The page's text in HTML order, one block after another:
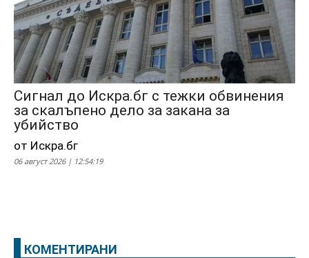
Сигнал до Искра.бг с тежки обвинения
за скалъпено дело за закана за
убийство
от Искра.бг
06 август 2026 | 12:54:19
КОМЕНТИРАНИ